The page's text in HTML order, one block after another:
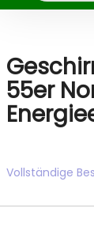
55er
Vollständige